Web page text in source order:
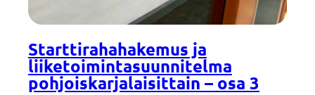
Starttirahahakemus ja
liiketoimintasuunnitelma
pohjoiskarjalaisittain – osa 3